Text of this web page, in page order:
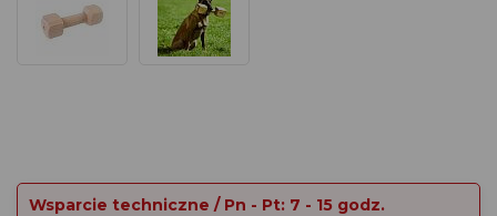
Wsparcie techniczne / Pn - Pt: 7 - 15 godz.